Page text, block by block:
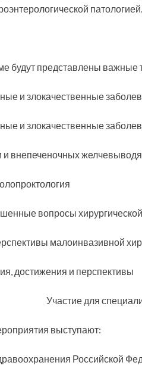
патологией.
будут представлены важные
и злокачественные
и злокачественные
внепеченочных
вопросы хирургической
малоинвазивной
достижения и перспективы
Участие для
выступают:
Российской